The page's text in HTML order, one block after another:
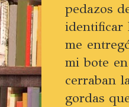
pedazos
identificar
me
mi bote
cerraban
gordas